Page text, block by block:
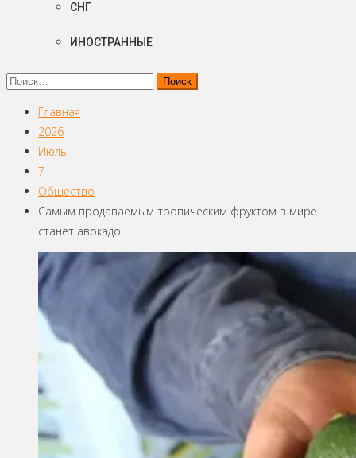
СНГ
ИНОСТРАННЫЕ
Найти:
Главная
2026
Июль
7
Общество
Самым продаваемым тропическим фруктом в мире
станет авокадо